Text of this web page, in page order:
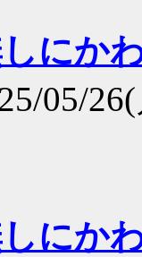
にか
05/
にか